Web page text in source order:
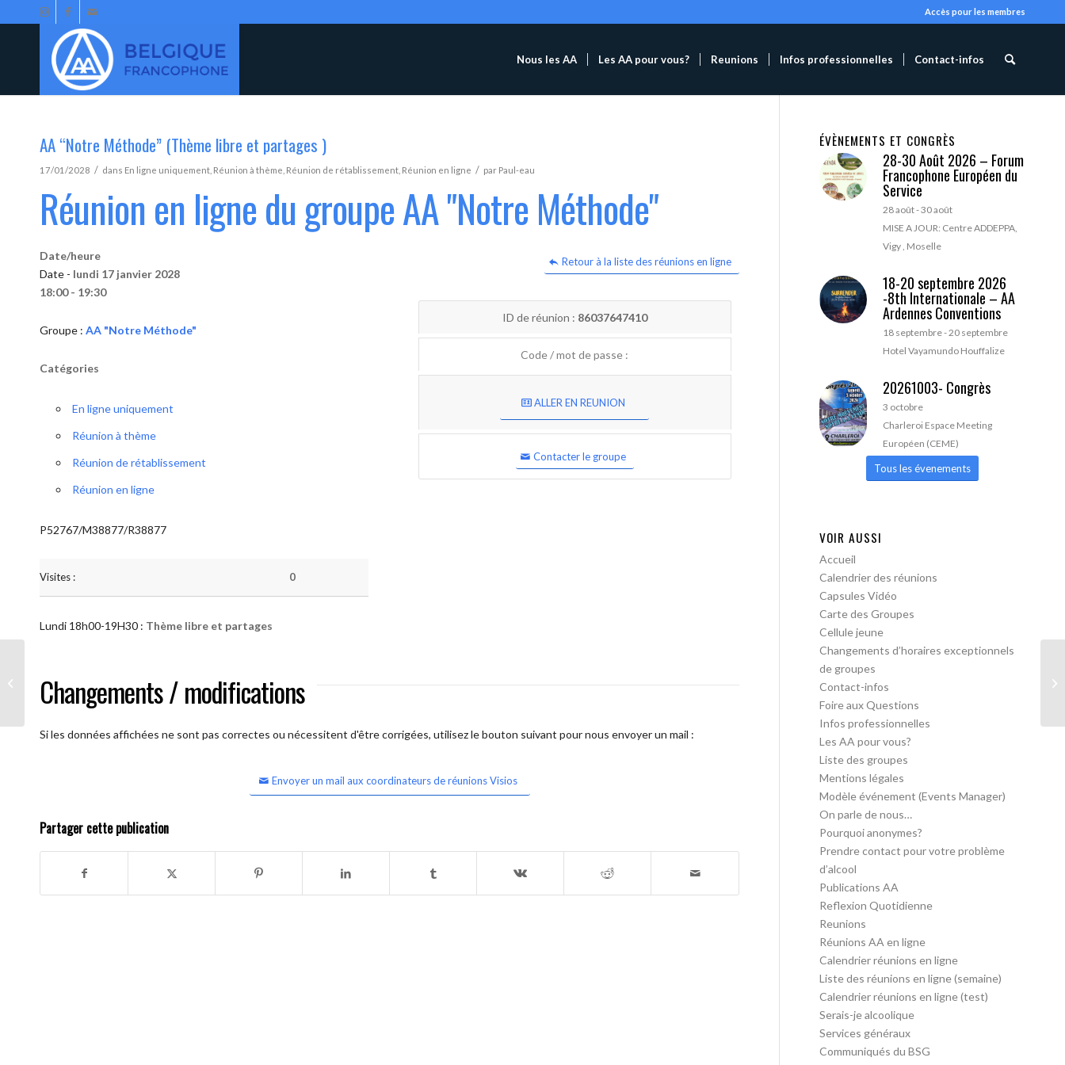
Accès pour les membres
Nous les AA Les AA pour vous? Reunions Infos professionnelles Contact-infos
AA “Notre Méthode” (Thème libre et partages )
17/01/2028 / dans En ligne uniquement Réunion à thème Réunion de rétablissement Réunion en ligne / par Paul-eau
Réunion en ligne du groupe AA "Notre Méthode"
Retour à la liste des réunions en ligne
Date/heure
Date - lundi 17 janvier 2028
18:00 - 19:30
Groupe : AA "Notre Méthode"
Catégories
En ligne uniquement
Réunion à thème
Réunion de rétablissement
Réunion en ligne
P52767/M38877/R38877
Visites : 0
ID de réunion : 86037647410
Code / mot de passe :
ALLER EN REUNION
Contacter le groupe
Lundi 18h00-19H30 : Thème libre et partages
Changements / modifications
Si les données affichées ne sont pas correctes ou nécessitent d'être corrigées, utilisez le bouton suivant pour nous envoyer un mail :
Envoyer un mail aux coordinateurs de réunions Visios
Partager cette publication
ÉVÈNEMENTS ET CONGRÈS
28-30 Août 2026 – Forum
Francophone Européen du
Service
28 août-30 août
MISE A JOUR: Centre ADDEPPA,
Vigy , Moselle
18-20 septembre 2026
-8th Internationale – AA
Ardennes Conventions
18 septembre-20 septembre
Hotel Vayamundo Houffalize
20261003- Congrès
3 octobre
Charleroi Espace Meeting
Européen (CEME)
Tous les évenements
VOIR AUSSI
Accueil
Calendrier des réunions
Capsules Vidéo
Carte des Groupes
Cellule jeune
Changements d’horaires exceptionnels
de groupes
Contact-infos
Foire aux Questions
Infos professionnelles
Les AA pour vous?
Liste des groupes
Mentions légales
Modèle événement (Events Manager)
On parle de nous…
Pourquoi anonymes?
Prendre contact pour votre problème
d’alcool
Publications AA
Reflexion Quotidienne
Reunions
Réunions AA en ligne
Calendrier réunions en ligne
Liste des réunions en ligne (semaine)
Calendrier réunions en ligne (test)
Serais-je alcoolique
Services généraux
Communiqués du BSG
partages )